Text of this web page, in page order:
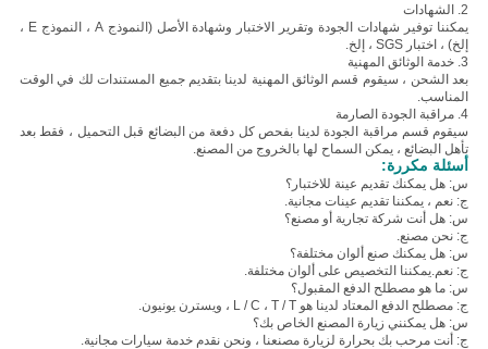
2. الشهادات
يمكننا توفير شهادات الجودة وتقرير الاختبار وشهادة الأصل (النموذج A ، النموذج E ،
إلخ) ، اختبار SGS ، إلخ.
3. خدمة الوثائق المهنية
بعد الشحن ، سيقوم قسم الوثائق المهنية لدينا بتقديم جميع المستندات لك في الوقت
المناسب.
4. مراقبة الجودة الصارمة
سيقوم قسم مراقبة الجودة لدينا بفحص كل دفعة من البضائع قبل التحميل ، فقط بعد
تأهل البضائع ، يمكن السماح لها بالخروج من المصنع.
أسئلة مكررة:
س: هل يمكنك تقديم عينة للاختبار؟
ج: نعم ، يمكننا تقديم عينات مجانية.
س: هل أنت شركة تجارية أو مصنع؟
ج: نحن مصنع.
س: هل يمكنك صنع ألوان مختلفة؟
ج: نعم.يمكننا التخصيص على ألوان مختلفة.
س: ما هو مصطلح الدفع المقبول؟
ج: مصطلح الدفع المعتاد لدينا هو L / C ، T / T ، ويسترن يونيون.
س: هل يمكنني زيارة المصنع الخاص بك؟
ج: أنت مرحب بك بحرارة لزيارة مصنعنا ، ونحن نقدم خدمة سيارات مجانية.